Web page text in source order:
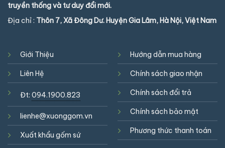
truyền thống và tư duy đổi mới.
Địa chỉ : Thôn 7, Xã Đông Dư. Huyện Gia Lâm, Hà Nội, Việt Nam
Giới Thiệu
Liên Hệ
Đt: 094.1900.823
lienhe@xuonggom.vn
Xuất khẩu gốm sứ
Hướng dẫn mua hàng
Chính sách giao nhận
Chính sách đổi trả
Chính sách bảo mật
Phương thức thanh toán